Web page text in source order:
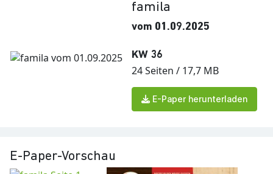
famila
vom 01.09.2025
KW 36
24 Seiten / 17,7 MB
E-Paper herunterladen
E-Paper-Vorschau